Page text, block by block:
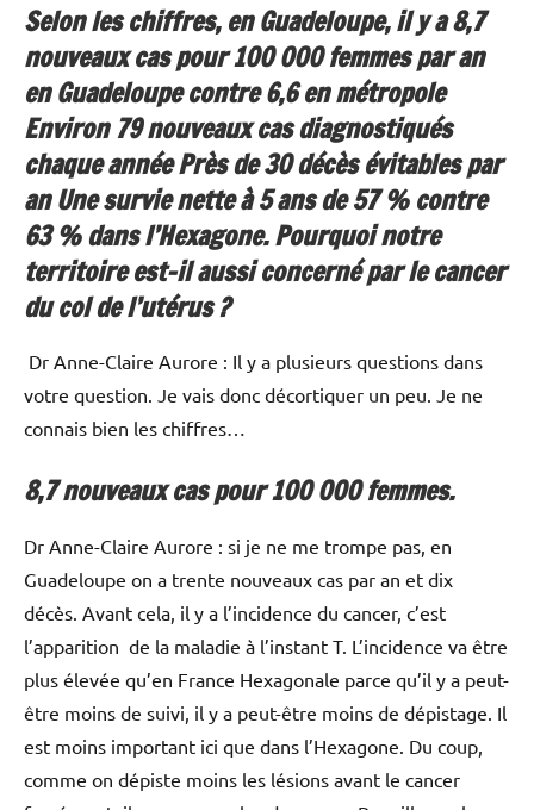
Selon les chiffres, en Guadeloupe, il y a 8,7
nouveaux cas pour 100 000 femmes par an
en Guadeloupe contre 6,6 en métropole
Environ 79 nouveaux cas diagnostiqués
chaque année Près de 30 décès évitables par
an Une survie nette à 5 ans de 57 % contre
63 % dans l’Hexagone. Pourquoi notre
territoire est-il aussi concerné par le cancer
du col de l’utérus ?
Dr Anne-Claire Aurore : Il y a plusieurs questions dans
votre question. Je vais donc décortiquer un peu. Je ne
connais bien les chiffres…
8,7 nouveaux cas pour 100 000 femmes.
Dr Anne-Claire Aurore : si je ne me trompe pas, en
Guadeloupe on a trente nouveaux cas par an et dix
décès. Avant cela, il y a l’incidence du cancer, c’est
l’apparition de la maladie à l’instant T. L’incidence va être
plus élevée qu’en France Hexagonale parce qu’il y a peut-
être moins de suivi, il y a peut-être moins de dépistage. Il
est moins important ici que dans l’Hexagone. Du coup,
comme on dépiste moins les lésions avant le cancer